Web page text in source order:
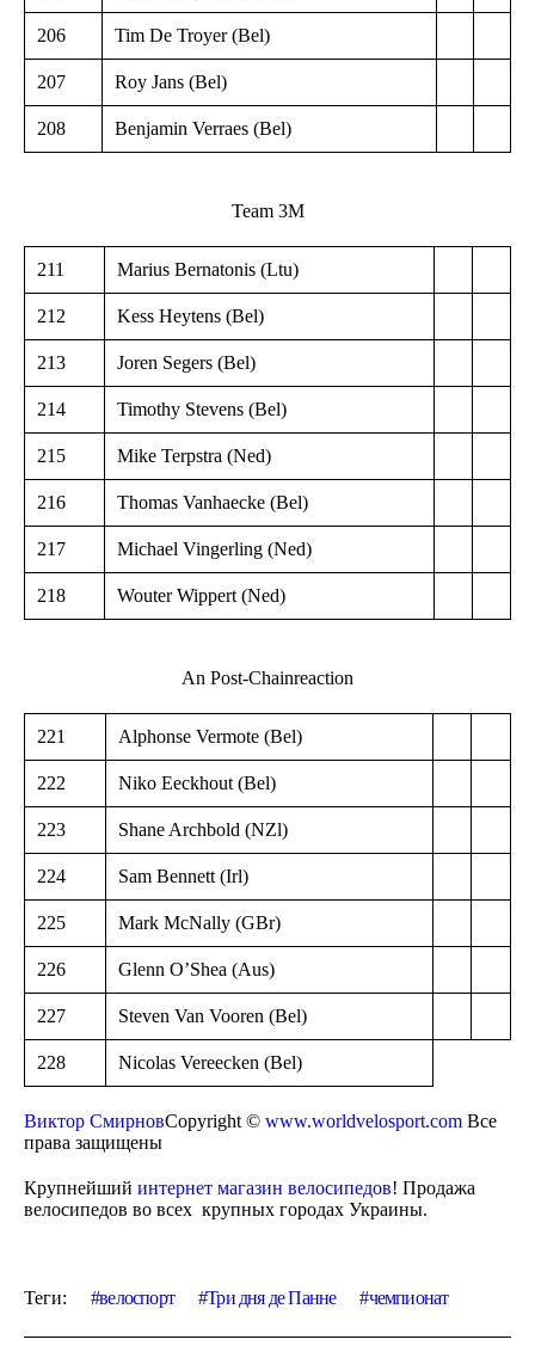
206 Tim De Troyer (Bel)
207 Roy Jans (Bel)
208 Benjamin Verraes (Bel)
Team 3M
211 Marius Bernatonis (Ltu)
212 Kess Heytens (Bel)
213 Joren Segers (Bel)
214 Timothy Stevens (Bel)
215 Mike Terpstra (Ned)
216 Thomas Vanhaecke (Bel)
217 Michael Vingerling (Ned)
218 Wouter Wippert (Ned)
An Post-Chainreaction
221 Alphonse Vermote (Bel)
222 Niko Eeckhout (Bel)
223 Shane Archbold (NZl)
224 Sam Bennett (Irl)
225 Mark McNally (GBr)
226 Glenn O’Shea (Aus)
227 Steven Van Vooren (Bel)
228 Nicolas Vereecken (Bel)
Виктор СмирновCopyright © www.worldvelosport.com Все
права защищены
Крупнейший интернет магазин велосипедов! Продажа
велосипедов во всех крупных городах Украины.
Теги: велоспорт Три дня де Панне чемпионат